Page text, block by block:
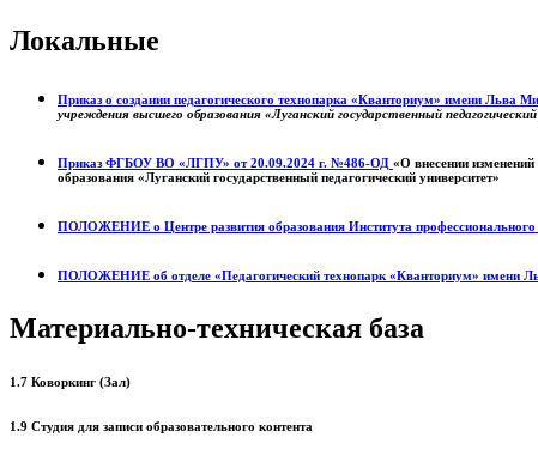
Локальные
Приказ о создании педагогического технопарка «Кванториум» имени Льва
учреждения высшего образования «Луганский государственный
Приказ ФГБОУ ВО «ЛГПУ» от 20.09.2024 г. №486-ОД «О внесении
образования «Луганский государственный педагогический университет»
ПОЛОЖЕНИЕ о Центре развития образования Института
ПОЛОЖЕНИЕ об отделе «Педагогический технопарк «Кванториум» имени
Материально-техническая база
1.7 Коворкинг (Зал)
1.9 Студия для записи образовательного контента